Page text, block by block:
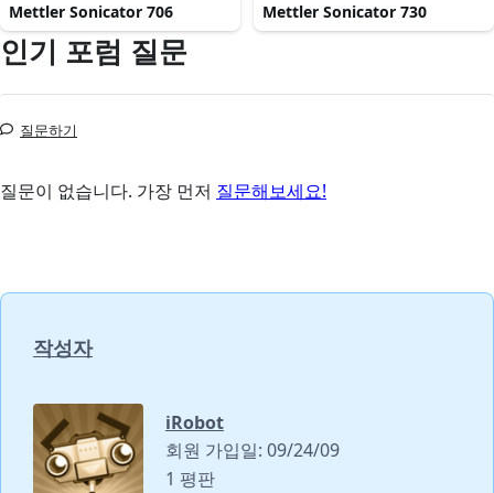
Mettler Sonicator 706 Mettler Sonicator 730
인기 포럼 질문
질문하기
질문이 없습니다. 가장 먼저 질문해보세요!
작성자
iRobot
회원 가입일: 09/24/09
1 평판